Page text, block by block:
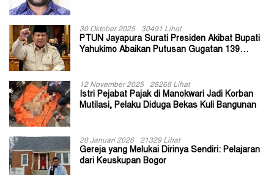
30 Oktober 2025 30491 Lihat
PTUN Jayapura Surati Presiden Akibat Bupati
Yahukimo Abaikan Putusan Gugatan 139
12 November 2025 28268 Lihat
Istri Pejabat Pajak di Manokwari Jadi Korban
Mutilasi, Pelaku Diduga Bekas Kuli Bangunan
20 Januari 2026 21329 Lihat
Gereja yang Melukai Dirinya Sendiri: Pelajaran
dari Keuskupan Bogor